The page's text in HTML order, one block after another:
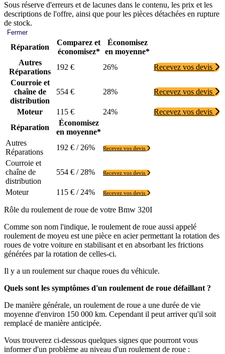
Sous réserve d'erreurs et de lacunes dans le contenu, les prix et les
descriptions de l'offre, ainsi que pour les pièces détachées en rupture
de stock.
Fermer
Réparation
Comparez et
économisez*
Économisez
en moyenne*
Autres
Réparations
192 € 26%
Recevez vos devis
Courroie et
chaîne de
distribution
554 € 28% Recevez vos devis
Moteur 115 € 24%
Recevez vos devis
Réparation
Économisez
en moyenne*
Autres
Réparations
192 € / 26% Recevez vos devis
Courroie et
chaîne de
distribution
554 € / 28% Recevez vos devis
Moteur 115 € / 24% Recevez vos devis
Rôle du roulement de roue de votre Bmw 320I
Comme son nom l'indique, le roulement de roue aussi appelé
roulement de moyeu est une pièce en acier permettant la rotation des
roues de votre voiture en stabilisant et en absorbant les frictions
générées par la rotation de celles-ci.
Il y a un roulement sur chaque roues du véhicule.
Quels sont les symptômes d'un roulement de roue défaillant ?
De manière générale, un roulement de roue a une durée de vie
moyenne d'environ 150 000 km. Cependant il peut arriver qu'il soit
remplacé de manière anticipée.
Vous trouverez ci-dessous quelques signes que pourront vous
informer d'un problème au niveau d'un roulement de roue :